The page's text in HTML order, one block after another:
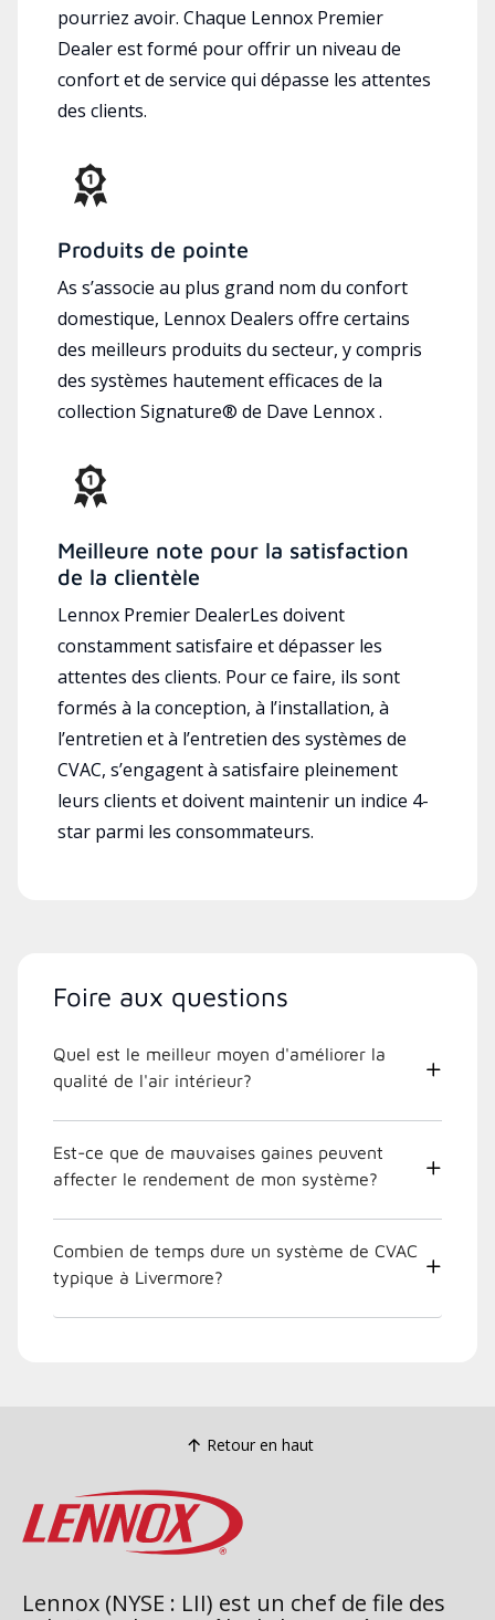
pourriez avoir. Chaque Lennox Premier
Dealer est formé pour offrir un niveau de
confort et de service qui dépasse les attentes
des clients.
Produits de pointe
As s’associe au plus grand nom du confort
domestique, Lennox Dealers offre certains
des meilleurs produits du secteur, y compris
des systèmes hautement efficaces de la
collection Signature® de Dave Lennox .
Meilleure note pour la satisfaction
de la clientèle
Lennox Premier DealerLes doivent
constamment satisfaire et dépasser les
attentes des clients. Pour ce faire, ils sont
formés à la conception, à l’installation, à
l’entretien et à l’entretien des systèmes de
CVAC, s’engagent à satisfaire pleinement
leurs clients et doivent maintenir un indice 4-
star parmi les consommateurs.
Foire aux questions
Quel est le meilleur moyen d'améliorer la
qualité de l'air intérieur?
Est-ce que de mauvaises gaines peuvent
affecter le rendement de mon système?
Combien de temps dure un système de CVAC
typique à Livermore?
Retour en haut
Lennox (NYSE : LII) est un chef de file des